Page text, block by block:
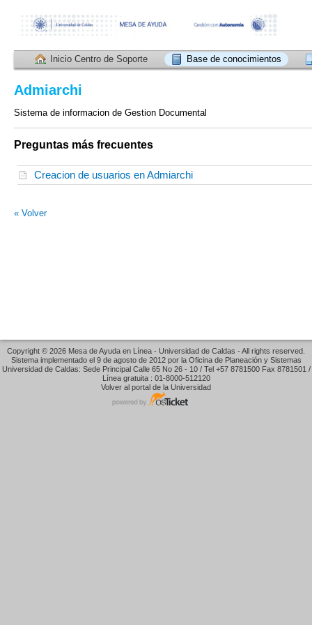
Inicio Centro de Soporte Base de conocimientos
Admiarchi
Sistema de informacion de Gestion Documental
Preguntas más frecuentes
Creacion de usuarios en Admiarchi
« Volver
Copyright © 2026 Mesa de Ayuda en Línea - Universidad de Caldas - All rights reserved.
Sistema implementado el 9 de agosto de 2012 por la Oficina de Planeación y Sistemas
Universidad de Caldas: Sede Principal Calle 65 No 26 - 10 / Tel +57 8781500 Fax 8781501 /
Línea gratuita : 01-8000-512120
Volver al portal de la Universidad